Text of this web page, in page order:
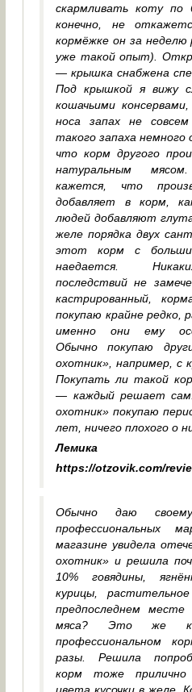
скармливать коту по
конечно, не
кормёжке он за
уже такой опыт).
— крышка снабжена
Под крышкой я вижу
кошачьими консервами,
носа запах не
такого запаха немного
что корм другого
натуральным
кажется, что
добавляет в корм,
людей добавляют
желе порядка двух
этот корм с
наедается.
последствий не
кастрированный,
покупаю крайне редко,
именно они ему
Обычно покупаю
охотник», например, с
Покупать ли такой
— каждый решает
охотник» покупаю
лет, ничего плохого о
Лемика
https://otzovik.com/
Обычно даю
профессиональных
магазине увидела
охотник» и решила
10% говядины,
курицы,
предпоследнем
мяса? Это же
профессиональном
разы. Решила
корм тоже